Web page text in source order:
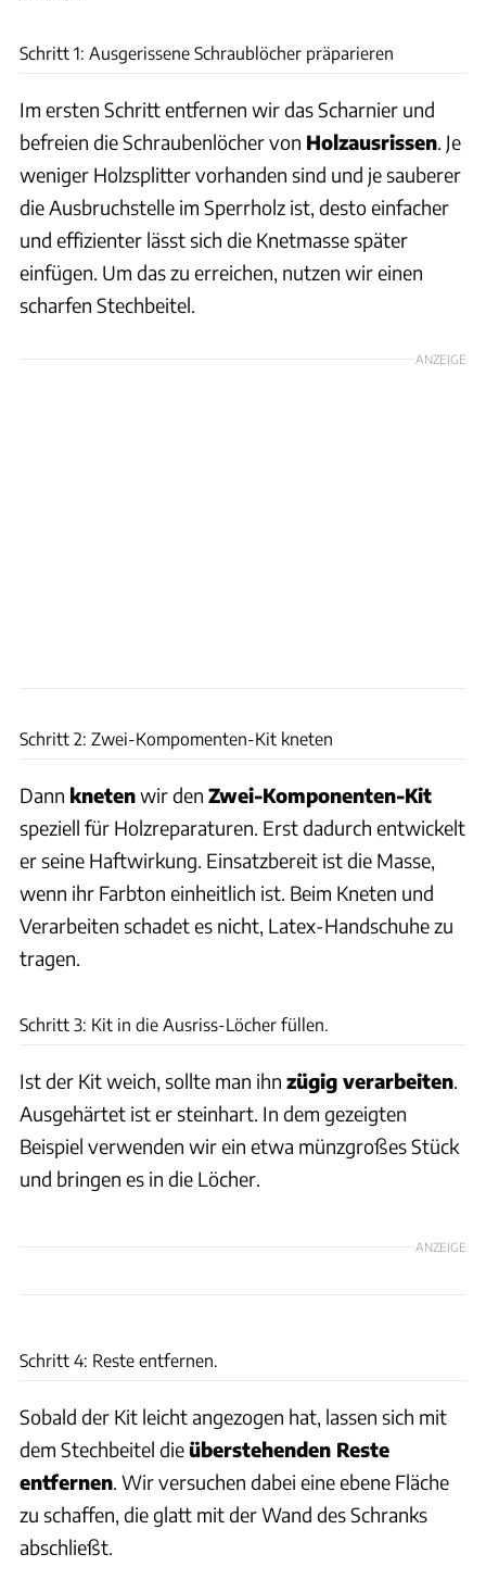
Schritt 1: Ausgerissene Schraublöcher präparieren
Im ersten Schritt entfernen wir das Scharnier und
befreien die Schraubenlöcher von Holzausrissen . Je
weniger Holzsplitter vorhanden sind und je sauberer
die Ausbruchstelle im Sperrholz ist, desto einfacher
und effizienter lässt sich die Knetmasse später
einfügen. Um das zu erreichen, nutzen wir einen
scharfen Stechbeitel.
ANZEIGE
Schritt 2: Zwei-Kompomenten-Kit kneten
Dann knetenwir den Zwei-Komponenten-Kit
speziell für Holzreparaturen. Erst dadurch entwickelt
er seine Haftwirkung. Einsatzbereit ist die Masse,
wenn ihr Farbton einheitlich ist. Beim Kneten und
Verarbeiten schadet es nicht, Latex-Handschuhe zu
tragen.
Schritt 3: Kit in die Ausriss-Löcher füllen.
Ist der Kit weich, sollte man ihn zügig verarbeiten
Ausgehärtet ist er steinhart. In dem gezeigten
Beispiel verwenden wir ein etwa münzgroßes Stück
und bringen es in die Löcher.
ANZEIGE
Schritt 4: Reste entfernen.
Sobald der Kit leicht angezogen hat, lassen sich mit
dem Stechbeitel dieüberstehenden Reste
entfernen . Wir versuchen dabei eine ebene Fläche
zu schaffen, die glatt mit der Wand des Schranks
abschließt.